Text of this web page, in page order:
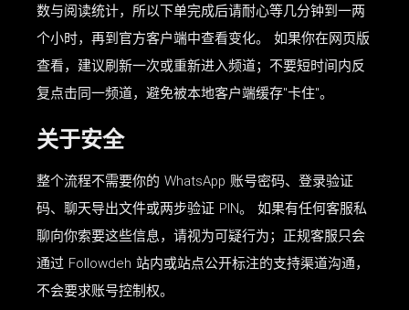
数与阅读统计，所以下单完成后请耐心等几分钟到一两
个小时，再到官方客户端中查看变化。 如果你在网页版
查看，建议刷新一次或重新进入频道；不要短时间内反
复点击同一频道，避免被本地客户端缓存"卡住"。
关于安全
整个流程不需要你的 WhatsApp 账号密码、登录验证
码、聊天导出文件或两步验证 PIN。 如果有任何客服私
聊向你索要这些信息，请视为可疑行为；正规客服只会
通过 Followdeh 站内或站点公开标注的支持渠道沟通，
不会要求账号控制权。